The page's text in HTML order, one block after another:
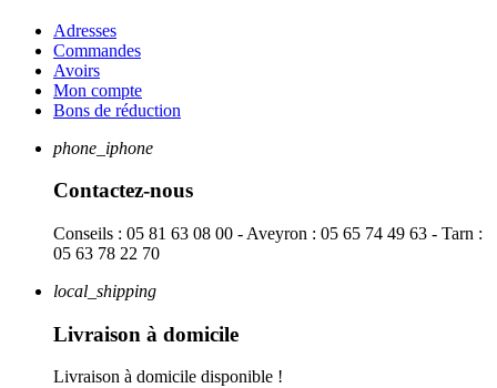
Adresses
Commandes
Avoirs
Mon compte
Bons de réduction
phone_iphone
Contactez-nous
Conseils : 05 81 63 08 00 - Aveyron : 05 65 74 49 63 - Tarn :
05 63 78 22 70
local_shipping
Livraison à domicile
Livraison à domicile disponible !